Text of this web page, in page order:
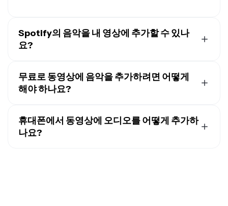
Spotify의 음악을 내 영상에 추가할 수 있나
요?
게 사용할 수 없어요. 또한 Spotify는 다른 곳에서 사용할
수 있도록 오디오 파일을 다운로드하는 것도 허용하지 않
서 오디오를 선택하고 동영상을 편집할 수 있어요.
무료로 동영상에 음악을 추가하려면 어떻게
해야 하나요?
에 빠지지 않을 로열티 프리 카탈로그에서 곡과 효과음을
구해야 해요. 과정을 쉽게 하려면, 로열티 프리 음악의 내장
휴대폰에서 동영상에 오디오를 어떻게 추가하
나요?